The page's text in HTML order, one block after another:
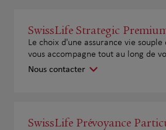
SwissLife Strategic
Le choix d'une assurance vie
vous accompagne tout au long de
Nous contacter
SwissLife Prévoyance